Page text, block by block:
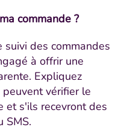
commande ?
des commandes
à offrir une
Expliquez
vérifier le
et s'ils recevront des
SMS.